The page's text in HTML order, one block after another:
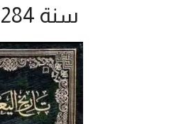
سنة 284 هجرية